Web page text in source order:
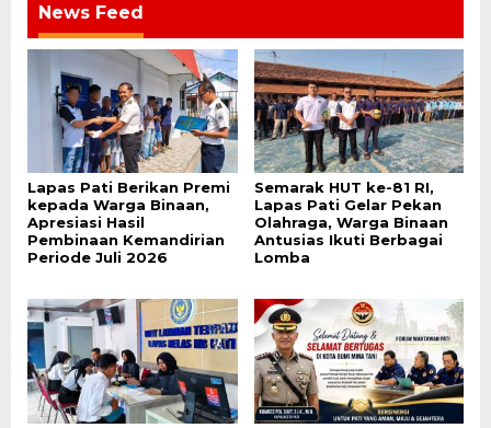
News Feed
Lapas Pati Berikan Premi
kepada Warga Binaan,
Apresiasi Hasil
Pembinaan Kemandirian
Periode Juli 2026
Semarak HUT ke-81 RI,
Lapas Pati Gelar Pekan
Olahraga, Warga Binaan
Antusias Ikuti Berbagai
Lomba